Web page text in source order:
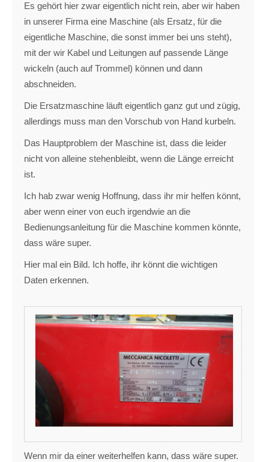
Es gehört hier zwar eigentlich nicht rein, aber wir haben
in unserer Firma eine Maschine (als Ersatz, für die
eigentliche Maschine, die sonst immer bei uns steht),
mit der wir Kabel und Leitungen auf passende Länge
wickeln (auch auf Trommel) können und dann
abschneiden.
Die Ersatzmaschine läuft eigentlich ganz gut und zügig,
allerdings muss man den Vorschub von Hand kurbeln.
Das Hauptproblem der Maschine ist, dass die leider
nicht von alleine stehenbleibt, wenn die Länge erreicht
ist.
Ich hab zwar wenig Hoffnung, dass ihr mir helfen könnt,
aber wenn einer von euch irgendwie an die
Bedienungsanleitung für die Maschine kommen könnte,
dass wäre super.
Hier mal ein Bild. Ich hoffe, ihr könnt die wichtigen
Daten erkennen.
Wenn mir da einer weiterhelfen kann, dass wäre super.